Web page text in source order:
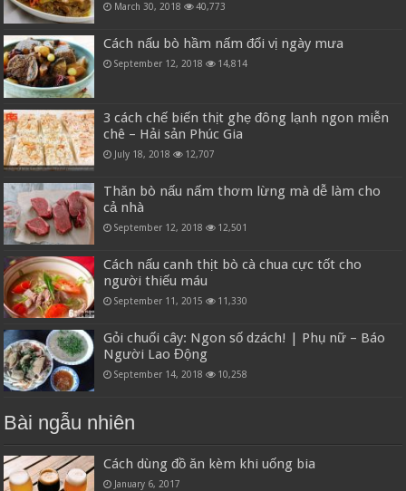
March 30, 2018 40,773
Cách nấu bò hầm nấm đổi vị ngày mưa
September 12, 2018 14,814
3 cách chế biến thịt ghẹ đông lạnh ngon miễn
chê – Hải sản Phúc Gia
July 18, 2018 12,707
Thăn bò nấu nấm thơm lừng mà dễ làm cho
cả nhà
September 12, 2018 12,501
Cách nấu canh thịt bò cà chua cực tốt cho
người thiếu máu
September 11, 2015 11,330
Gỏi chuối cây: Ngon số dzách! | Phụ nữ – Báo
Người Lao Động
September 14, 2018 10,258
Bài ngẫu nhiên
Cách dùng đồ ăn kèm khi uống bia
January 6, 2017